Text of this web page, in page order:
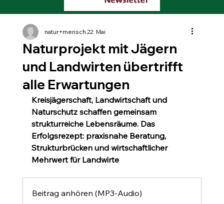
Naturprojekt mit Jägern
und Landwirten übertrifft
alle Erwartungen
natur+mensch22. Mai
Kreisjägerschaft, Landwirtschaft und
Naturschutz schaffen gemeinsam
strukturreiche Lebensräume. Das
Erfolgsrezept: praxisnahe Beratung,
Strukturbrücken und wirtschaftlicher
Mehrwert für Landwirte
Beitrag anhören (MP3-Audio)